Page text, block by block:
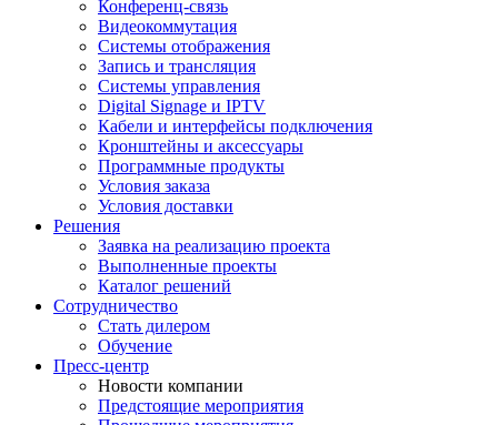
Конференц-связь
Видеокоммутация
Системы отображения
Запись и трансляция
Системы управления
Digital Signage и IPTV
Кабели и интерфейсы подключения
Кронштейны и аксессуары
Программные продукты
Условия заказа
Условия доставки
Решения
Заявка на реализацию проекта
Выполненные проекты
Каталог решений
Сотрудничество
Стать дилером
Обучение
Пресс-центр
Новости компании
Предстоящие мероприятия